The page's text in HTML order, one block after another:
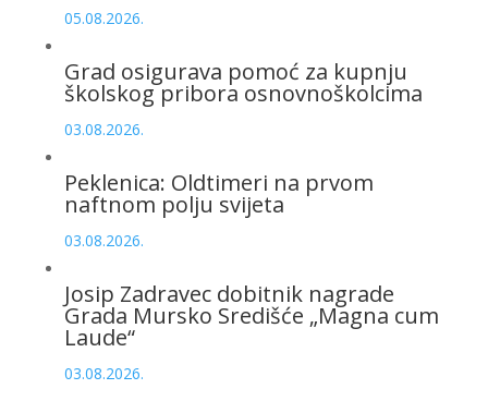
05.08.2026.
Grad osigurava pomoć za kupnju
školskog pribora osnovnoškolcima
03.08.2026.
Peklenica: Oldtimeri na prvom
naftnom polju svijeta
03.08.2026.
Josip Zadravec dobitnik nagrade
Grada Mursko Središće „Magna cum
Laude“
03.08.2026.